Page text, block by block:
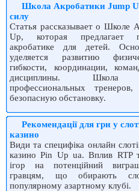
Школа Акробатики Jump
силу
Статья рассказывает о Школе
Up, которая предлагает
акробатике для детей.
уделяется развитию
гибкости, координации,
дисциплины. Школа
профессиональных
безопасную обстановку.
Рекомендації для гри у
казино
Види та специфіка онлайн
казино Pin Up ua. Вплив RTP
ігор на потенційний
гравцям, що обирають
популярному азартному клубі.